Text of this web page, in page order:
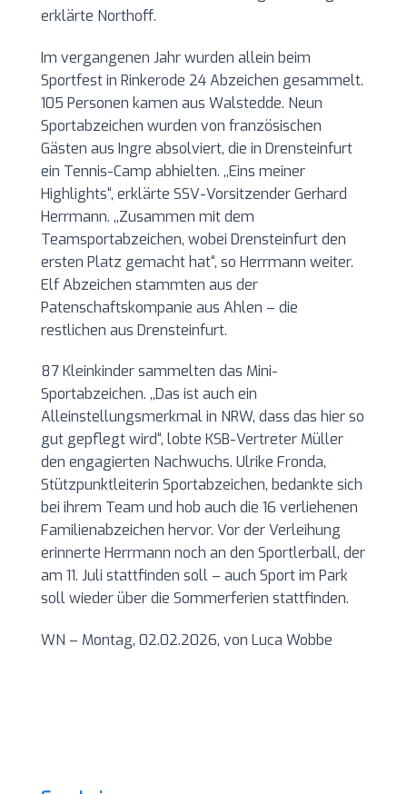
erklärte Northoff.
Im vergangenen Jahr wurden allein beim
Sportfest in Rinkerode 24 Abzeichen gesammelt.
105 Personen kamen aus Walstedde. Neun
Sportabzeichen wurden von französischen
Gästen aus Ingre absolviert, die in Drensteinfurt
ein Tennis-Camp abhielten. ,,Eins meiner
Highlights“, erklärte SSV-Vorsitzender Gerhard
Herrmann. ,,Zusammen mit dem
Teamsportabzeichen, wobei Drensteinfurt den
ersten Platz gemacht hat“, so Herrmann weiter.
Elf Abzeichen stammten aus der
Patenschaftskompanie aus Ahlen – die
restlichen aus Drensteinfurt.
87 Kleinkinder sammelten das Mini-
Sportabzeichen. ,,Das ist auch ein
Alleinstellungsmerkmal in NRW, dass das hier so
gut gepflegt wird“, lobte KSB-Vertreter Müller
den engagierten Nachwuchs. Ulrike Fronda,
Stützpunktleiterin Sportabzeichen, bedankte sich
bei ihrem Team und hob auch die 16 verliehenen
Familienabzeichen hervor. Vor der Verleihung
erinnerte Herrmann noch an den Sportlerball, der
am 11. Juli stattfinden soll – auch Sport im Park
soll wieder über die Sommerferien stattfinden.
WN – Montag, 02.02.2026, von Luca Wobbe